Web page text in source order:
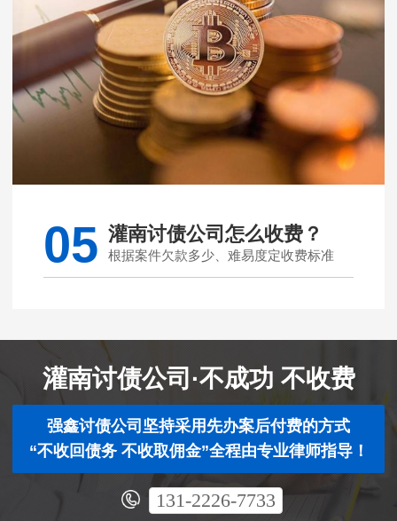
05 灌南讨债公司怎么收费？
根据案件欠款多少、难易度定收费标准
灌南讨债公司·不成功 不收费
强鑫讨债公司坚持采用先办案后付费的方式
“不收回债务 不收取佣金”全程由专业律师指导！
131-2226-7733